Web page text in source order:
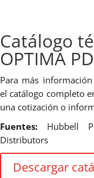
Catálogo
OPTIMA
Para más
el catálogo completo
una cotización o
Fuentes: Hubbell
Distributors
Descargar